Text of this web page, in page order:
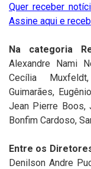
Quer receber
Assine aqui e
Na categoria
Alexandre Nami
Cecília
Guimarães,
Jean Pierre Boos,
Bonfim Cardoso,
Entre os
Denilson Andre